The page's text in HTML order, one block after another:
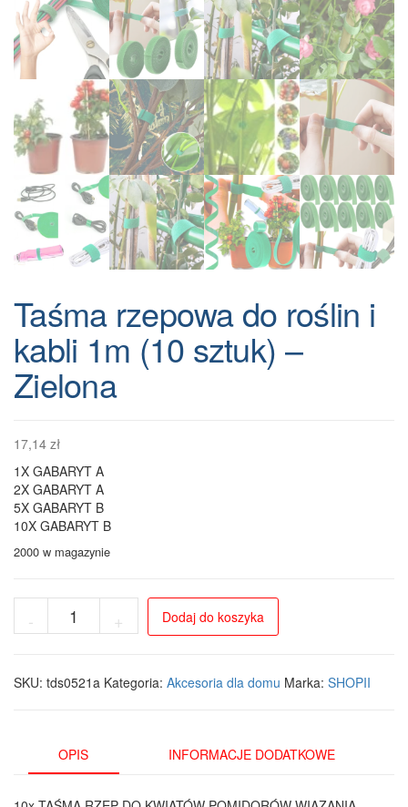
Taśma rzepowa do roślin i
kabli 1m (10 sztuk) –
Zielona
17,14 zł
1X GABARYT A
2X GABARYT A
5X GABARYT B
10X GABARYT B
2000 w magazynie
-
Taśma
roślin
(10
sztuk)
+ Dodaj do koszyka
SKU: tds0521a Kategoria: Akcesoria dla domu Marka: SHOPII
OPIS INFORMACJE DODATKOWE